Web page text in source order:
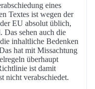
eines
Textes ist wegen der
EU absolut üblich,
Das sehen auch die
inhaltliche Bedenken
hat mit Missachtung
überhaupt
ist damit
nicht verabschiedet.